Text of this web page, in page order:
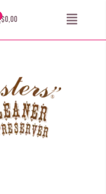
$0,00